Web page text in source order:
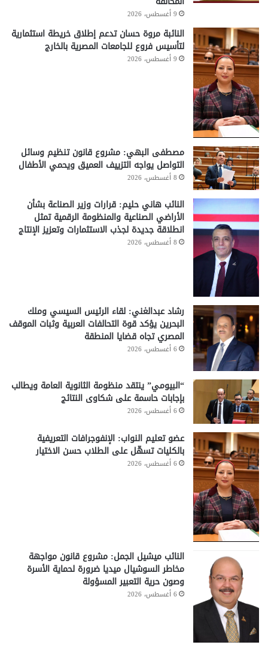
9 أغسطس، 2026
النائبة مروة حسان تدعم إطلاق خريطة استثمارية
لتأسيس فروع للجامعات المصرية بالخارج
9 أغسطس، 2026
مصطفى البهي: مشروع قانون تنظيم وسائل
التواصل يواجه التزييف العميق ويحمي الأطفال
8 أغسطس، 2026
النائب هاني حليم: قرارات وزير الصناعة بشأن
الأراضي الصناعية والمنظومة الرقمية تمثل
انطلاقة جديدة لجذب الاستثمارات وتعزيز الإنتاج
8 أغسطس، 2026
رشاد عبدالغني: لقاء الرئيس السيسي وملك
البحرين يؤكد قوة التحالفات العربية وثبات الموقف
المصري تجاه قضايا المنطقة
6 أغسطس، 2026
“البيومي” ينتقد منظومة الثانوية العامة ويطالب
بإجابات حاسمة على شكاوى النتائج
6 أغسطس، 2026
عضو تعليم النواب: الإنفوجرافات التعريفية
بالكليات تسهّل على الطلاب حسن الاختيار
6 أغسطس، 2026
النائب ميشيل الجمل: مشروع قانون مواجهة
مخاطر السوشيال ميديا ضرورة لحماية الأسرة
وصون حرية التعبير المسؤولة
6 أغسطس، 2026